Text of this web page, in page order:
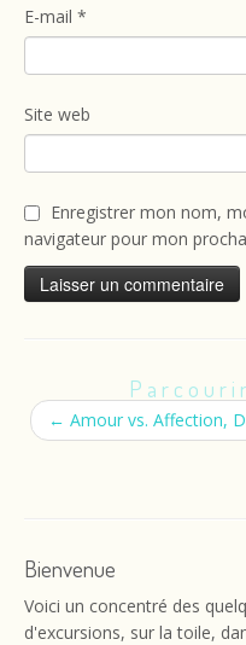
E-mail *
Site web
Enregistrer mon nom,
navigateur pour mon
← Amour vs. Affection,
Bienvenue
Voici un concentré des
d'excursions, sur la toile,